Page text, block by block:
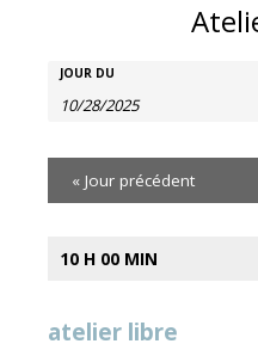
Recherche
navigation
de
vues
Rechercher
JOUR DU
« Jour précédent
10 H 00 MIN
atelier libre